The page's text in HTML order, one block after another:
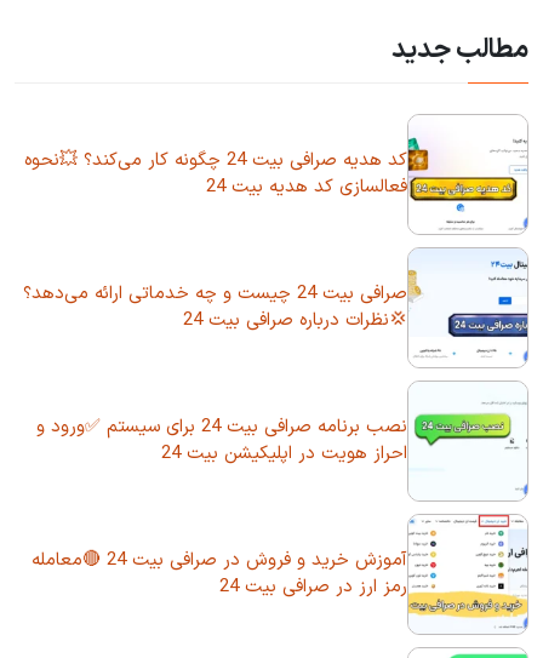
مطالب جدید
کد هدیه صرافی بیت 24 چگونه کار می‌کند؟ 💥نحوه
فعالسازی کد هدیه بیت 24
صرافی بیت 24 چیست و چه خدماتی ارائه می‌دهد؟
💢نظرات درباره صرافی بیت 24
نصب برنامه صرافی بیت 24 برای سیستم ✅ورود و
احراز هویت در اپلیکیشن بیت 24
آموزش خرید و فروش در صرافی بیت 24 🔴معامله
رمز ارز در صرافی بیت 24